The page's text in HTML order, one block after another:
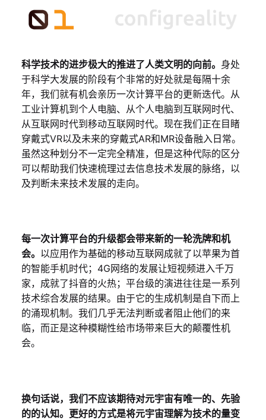
科学技术的进步极大的推进了人类文明的向前。 身处
于科学大发展的阶段有个非常的好处就是每隔十余
年，我们就有机会亲历一次计算平台的更新迭代。从
工业计算机到个人电脑、从个人电脑到互联网时代、
从互联网时代到移动互联网时代。现在我们正在目睹
穿戴式VR以及未来的穿戴式AR和MR设备融入日常。
虽然这种划分不一定完全精准，但是这种代际的区分
可以帮助我们快速梳理过去信息技术发展的脉络，以
及判断未来技术发展的走向。
每一次计算平台的升级都会带来新的一轮洗牌和机
会。 以应用作为基础的移动互联网成就了以苹果为首
的智能手机时代；4G网络的发展让短视频进入千万
家，成就了抖音的火热；平台级的演进往往是一系列
技术综合发展的结果。由于它的生成机制是自下而上
的涌现机制。我们几乎无法判断或者阻止他们的来
临，而正是这种模糊性给市场带来巨大的颠覆性机
会。
换句话说，我们不应该期待对元宇宙有唯一的、先验
的的认知。更好的方式是将元宇宙理解为技术的量变